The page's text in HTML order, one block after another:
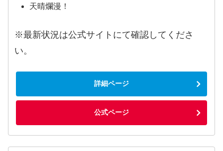
天晴爛漫！
※最新状況は公式サイトにて確認してくださ
い。
詳細ページ
公式ページ